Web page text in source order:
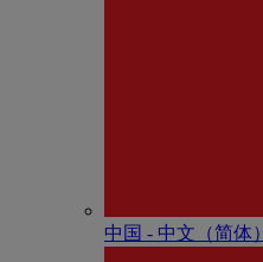
中国 - 中⽂（简体）